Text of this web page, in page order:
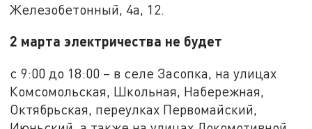
Железобетонный, 4а, 12.
2 марта электричества не будет
с 9:00 до 18:00 – в селе Засопка, на улицах
Комсомольская, Школьная, Набережная,
Октябрьская, переулках Первомайский,